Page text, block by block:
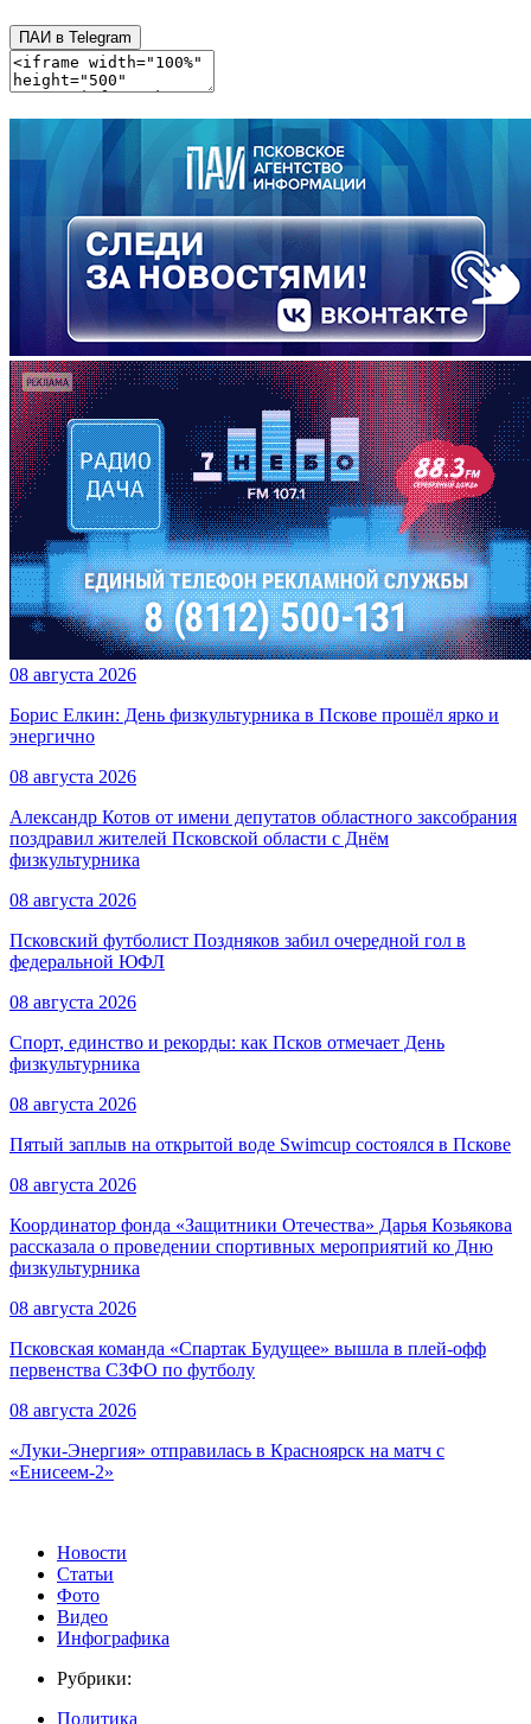
ПАИ в Telegram
08 августа 2026
Борис Елкин: День физкультурника в Пскове прошёл ярко и
энергично
08 августа 2026
Александр Котов от имени депутатов областного заксобрания
поздравил жителей Псковской области с Днём
физкультурника
08 августа 2026
Псковский футболист Поздняков забил очередной гол в
федеральной ЮФЛ
08 августа 2026
Спорт, единство и рекорды: как Псков отмечает День
физкультурника
08 августа 2026
Пятый заплыв на открытой воде Swimcup состоялся в Пскове
08 августа 2026
Координатор фонда «Защитники Отечества» Дарья Козьякова
рассказала о проведении спортивных мероприятий ко Дню
физкультурника
08 августа 2026
Псковская команда «Спартак Будущее» вышла в плей-офф
первенства СЗФО по футболу
08 августа 2026
«Луки-Энергия» отправилась в Красноярск на матч с
«Енисеем-2»
Новости
Статьи
Фото
Видео
Инфографика
Рубрики:
Политика